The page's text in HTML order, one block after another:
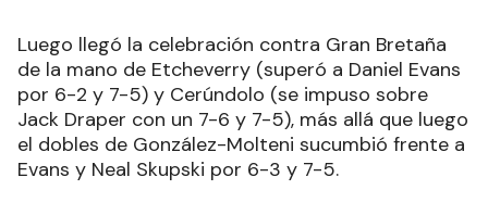
Luego llegó la celebración contra Gran Bretaña
de la mano de Etcheverry (superó a Daniel Evans
por 6-2 y 7-5) y Cerúndolo (se impuso sobre
Jack Draper con un 7-6 y 7-5), más allá que luego
el dobles de González-Molteni sucumbió frente a
Evans y Neal Skupski por 6-3 y 7-5.